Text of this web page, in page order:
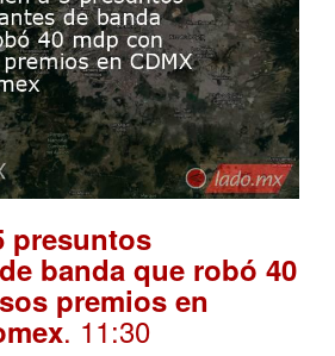
presuntos
banda que robó 40
premios en
. 11:30